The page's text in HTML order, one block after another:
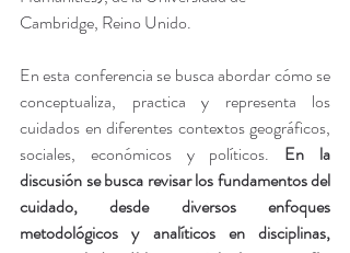
Cambridge, Reino Unido.
En esta conferencia se busca abordar cómo se
conceptualiza, practica y representa los
cuidados en diferentes contextos geográficos,
sociales, económicos y políticos. En la
discusión se busca revisar los fundamentos del
cuidado, desde diversos enfoques
metodológicos y analíticos en disciplinas,